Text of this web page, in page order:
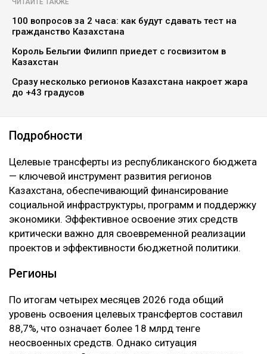
ЧИТАЙТЕ ТАКЖЕ
100 вопросов за 2 часа: как будут сдавать тест на
гражданство Казахстана
Король Бельгии Филипп приедет с госвизитом в
Казахстан
Сразу несколько регионов Казахстана накроет жара
до +43 градусов
Подробности
Целевые трансферты из республиканского бюджета
— ключевой инструмент развития регионов
Казахстана, обеспечивающий финансирование
социальной инфраструктуры, программ и поддержку
экономики. Эффективное освоение этих средств
критически важно для своевременной реализации
проектов и эффективности бюджетной политики.
Регионы
По итогам четырех месяцев 2026 года общий
уровень освоения целевых трансфертов составил
88,7%, что означает более 18 млрд тенге
неосвоенных средств. Однако ситуация